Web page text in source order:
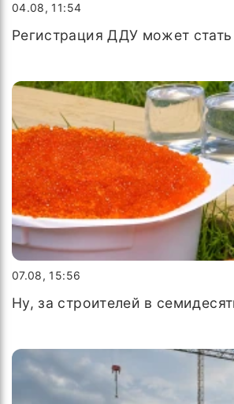
04.08, 11:54
Регистрация ДДУ может
07.08, 15:56
Ну, за строителей в